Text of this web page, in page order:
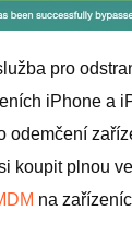
pro
iPhone a
odemčení
koupit plnou
na